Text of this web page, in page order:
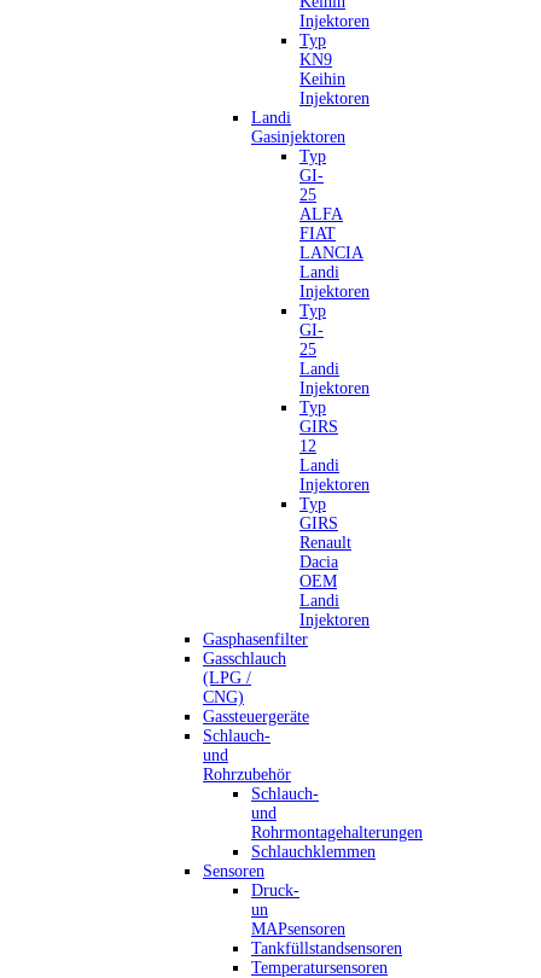
Injektoren
Typ
KN9
Keihin
Injektoren
Landi
Gasinjektoren
Typ
GI-
25
ALFA
FIAT
LANCIA
Landi
Injektoren
Typ
GI-
25
Landi
Injektoren
Typ
GIRS
12
Landi
Injektoren
Typ
GIRS
Renault
Dacia
OEM
Landi
Injektoren
Gasphasenfilter
Gasschlauch
(LPG /
CNG)
Gassteuergeräte
Schlauch-
und
Rohrzubehör
Schlauch-
und
Rohrmontagehalterungen
Schlauchklemmen
Sensoren
Druck-
un
MAPsensoren
Tankfüllstandsensoren
Temperatursensoren